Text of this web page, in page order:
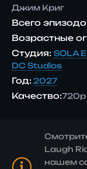
Джим Криг
Всего
Возрастные
Студия: SOLA
DC Studios
Год:2027
Качество:720p
Laugh
нашем